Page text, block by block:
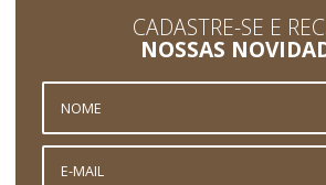
CADASTRE-SE E
NOSSAS